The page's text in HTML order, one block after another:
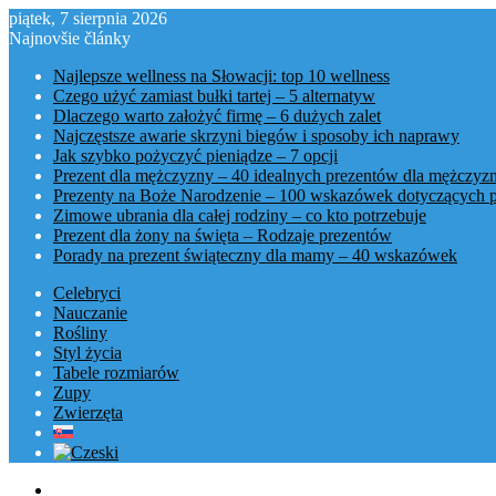
piątek, 7 sierpnia 2026
Najnovšie články
Najlepsze wellness na Słowacji: top 10 wellness
Czego użyć zamiast bułki tartej – 5 alternatyw
Dlaczego warto założyć firmę – 6 dużych zalet
Najczęstsze awarie skrzyni biegów i sposoby ich naprawy
Jak szybko pożyczyć pieniądze – 7 opcji
Prezent dla mężczyzny – 40 idealnych prezentów dla
Prezenty na Boże Narodzenie – 100 wskazówek dotyczących
Zimowe ubrania dla całej rodziny – co kto potrzebuje
Prezent dla żony na święta – Rodzaje prezentów
Porady na prezent świąteczny dla mamy – 40 wskazówek
Celebryci
Nauczanie
Rośliny
Styl życia
Tabele rozmiarów
Zupy
Zwierzęta